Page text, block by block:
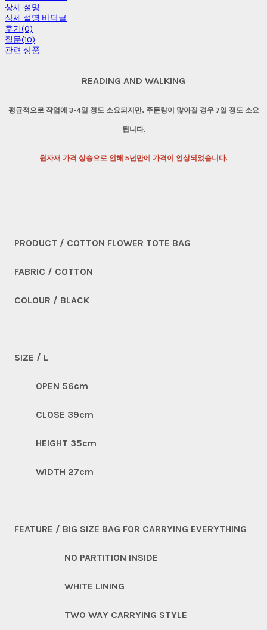
상세 설명
상세 설명 바닥글
후기(0)
질문(10)
관련 상품
READING AND WALKING
평균적으로 작업에 3-4일 정도 소요되지만, 주문량이 많아질 경우 7일 정도 소요
됩니다.
원자재 가격 상승으로 인해 5년만에 가격이 인상되었습니다.
PRODUCT / COTTON FLOWER TOTE BAG
FABRIC / COTTON
COLOUR / BLACK
SIZE / L
OPEN 56cm
CLOSE 39cm
HEIGHT 35cm
WIDTH 27cm
FEATURE / BIG SIZE BAG FOR CARRYING EVERYTHING
NO PARTITION INSIDE
WHITE LINING
TWO WAY CARRYING STYLE